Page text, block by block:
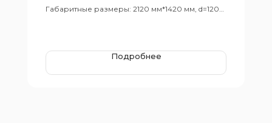
Габаритные размеры: 2120 мм*1420 мм, d=120
Подробнее